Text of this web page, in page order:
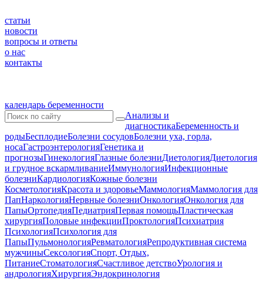
статьи
новости
вопросы и ответы
о нас
контакты
календарь беременности
Анализы и
диагностикаБеременность и
родыБесплодиеБолезни сосудовБолезни уха, горла,
носаГастроэнтерологияГенетика и
прогнозыГинекологияГлазные болезниДиетологияДиетология
и грудное вскармливаниеИммунологияИнфекционные
болезниКардиологияКожные болезни
КосметологияКрасота и здоровьеМаммологияМаммология для
ПапНаркологияНервные болезниОнкологияОнкология для
ПапыОртопедияПедиатрияПервая помощьПластическая
хирургияПоловые инфекцииПроктологияПсихиатрия
ПсихологияПсихология для
ПапыПульмонологияРевматологияРепродуктивная система
мужчиныСексологияСпорт, Отдых,
ПитаниеСтоматологияСчастливое детствоУрология и
андрологияХирургияЭндокринология